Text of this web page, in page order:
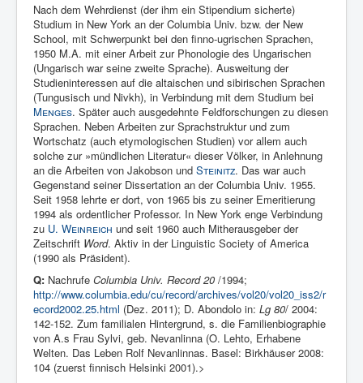
Nach dem Wehrdienst (der ihm ein Stipendium sicherte)
Studium in New York an der Columbia Univ. bzw. der New
School, mit Schwerpunkt bei den finno-ugrischen Sprachen,
1950 M.A. mit einer Arbeit zur Phonologie des Ungarischen
(Ungarisch war seine zweite Sprache). Ausweitung der
Studieninteressen auf die altaischen und sibirischen Sprachen
(Tungusisch und Nivkh), in Verbindung mit dem Studium bei
Menges. Später auch ausgedehnte Feldforschungen zu diesen
Sprachen. Neben Arbeiten zur Sprachstruktur und zum
Wortschatz (auch etymologischen Studien) vor allem auch
solche zur »mündlichen Literatur« dieser Völker, in Anlehnung
an die Arbeiten von Jakobson und Steinitz. Das war auch
Gegenstand seiner Dissertation an der Columbia Univ. 1955.
Seit 1958 lehrte er dort, von 1965 bis zu seiner Emeritierung
1994 als ordentlicher Professor. In New York enge Verbindung
zu U. Weinreich und seit 1960 auch Mitherausgeber der
Zeitschrift Word. Aktiv in der Linguistic Society of America
(1990 als Präsident).
Q: Nachrufe Columbia Univ. Record 20 /1994;
http://www.columbia.edu/cu/record/archives/vol20/vol20_iss2/r
ecord2002.25.html (Dez. 2011); D. Abondolo in: Lg 80/ 2004:
142-152. Zum familialen Hintergrund, s. die Familienbiographie
von A.s Frau Sylvi, geb. Nevanlinna (O. Lehto, Erhabene
Welten. Das Leben Rolf Nevanlinnas. Basel: Birkhäuser 2008:
104 (zuerst finnisch Helsinki 2001).>